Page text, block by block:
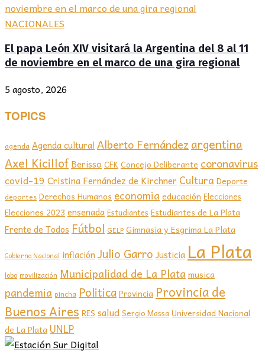
NACIONALES
El papa León XIV visitará la Argentina del 8 al 11
de noviembre en el marco de una gira regional
5 agosto, 2026
TOPICS
agenda Agenda culturalAlberto Fernández argentina
Axel Kicillof Berisso CFKConcejo Deliberante coronavirus
covid-19 Cristina Fernández de Kirchner Cultura Deporte
deportes Derechos Humanos economia educación Elecciones
Elecciones 2023 ensenada Estudiantes Estudiantes de La Plata
Frente de Todos Fútbol GELP Gimnasia y Esgrima La Plata
Gobierno Nacional inflación Julio Garro Justicia La Plata
lobo movilización Municipalidad de La Plata musica
pandemia pincha PoliticaProvincia Provincia de
Buenos Aires RES saludSergio MassaUniversidad Nacional
de La Plata UNLP